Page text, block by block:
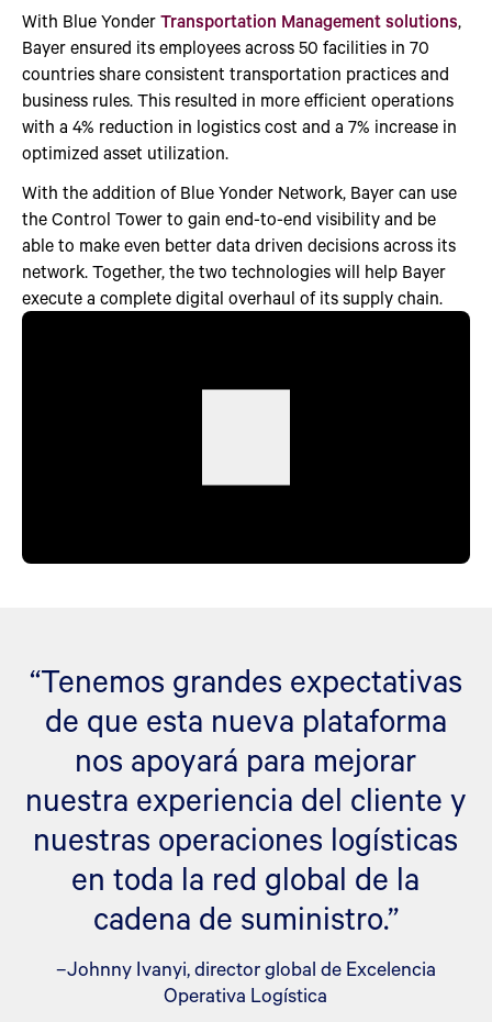
With Blue YonderTransportation Management solutions,
Bayer ensured its employees across 50 facilities in 70
countries share consistent transportation practices and
business rules. This resulted in more efficient operations
with a 4% reduction in logistics cost and a 7% increase in
optimized asset utilization.
With the addition of Blue Yonder Network, Bayer can use
the Control Tower to gain end-to-end visibility and be
able to make even better data driven decisions across its
network. Together, the two technologies will help Bayer
execute a complete digital overhaul of its supply chain.
“Tenemos grandes expectativas
de que esta nueva plataforma
nos apoyará para mejorar
nuestra experiencia del cliente y
nuestras operaciones logísticas
en toda la red global de la
cadena de suministro.”
–Johnny Ivanyi, director global de Excelencia
Operativa Logística